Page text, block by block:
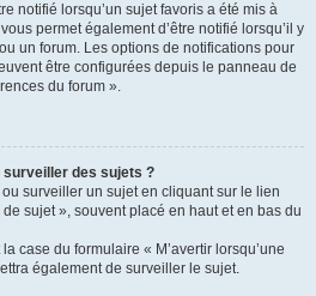
notifié lorsqu’un sujet favoris a été mis à
permet également d’être notifié lorsqu’il y
un forum. Les options de notifications pour
être configurées depuis le panneau de
du forum ».
des sujets ?
surveiller un sujet en cliquant sur le lien
sujet », souvent placé en haut et en bas du
case du formulaire « M’avertir lorsqu’une
également de surveiller le sujet.